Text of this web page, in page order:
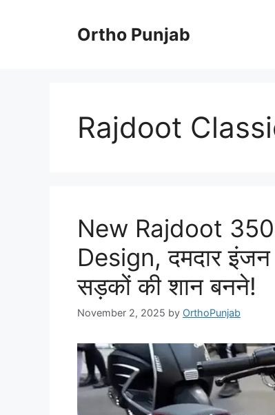
Ortho Punjab
Rajdoot
New Rajdoot
Design, दमदार
सड़कों की शान बनने!
November 2, 2025 by OrthoPunjab